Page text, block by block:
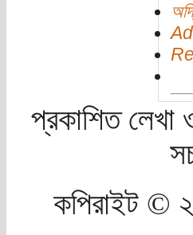
প্রকাশিত লেখা
কপিরাইট ©